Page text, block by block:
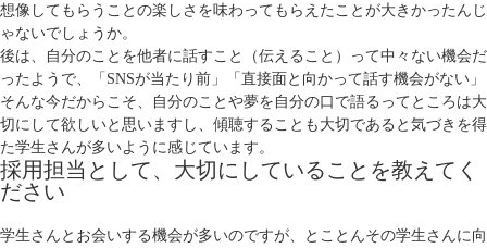
想像してもらうことの楽しさを味わってもらえたことが大きかったんじ
ゃないでしょうか。
後は、自分のことを他者に話すこと（伝えること）って中々ない機会だ
ったようで、「SNSが当たり前」「直接面と向かって話す機会がない」
そんな今だからこそ、自分のことや夢を自分の口で語るってところは大
切にして欲しいと思いますし、傾聴することも大切であると気づきを得
た学生さんが多いように感じています。
採用担当として、大切にしていることを教えてく
ださい
学生さんとお会いする機会が多いのですが、とことんその学生さんに向